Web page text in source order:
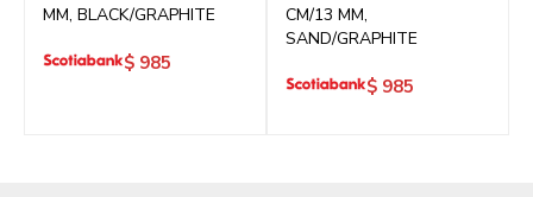
MM, BLACK/GRAPHITE
$ 985
CM/13 MM,
SAND/GRAPHITE
$ 985